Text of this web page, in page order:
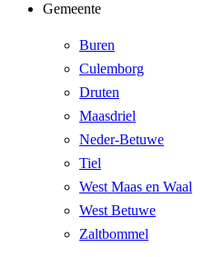
Gemeente
Buren
Culemborg
Druten
Maasdriel
Neder-Betuwe
Tiel
West Maas en Waal
West Betuwe
Zaltbommel